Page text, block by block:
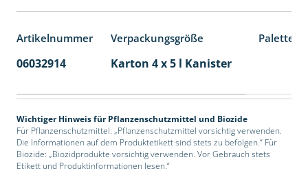
Artikelnummer Verpackungsgröße
06032914 Karton 4 x 5 l Kanister
Wichtiger Hinweis für Pflanzenschutzmittel und Biozide
Für Pflanzenschutzmittel: „Pflanzenschutzmittel vorsichtig verwenden.
Die Informationen auf dem Produktetikett sind stets zu befolgen.“ Für
Biozide: „Biozidprodukte vorsichtig verwenden. Vor Gebrauch stets
Etikett und Produktinformationen lesen.“